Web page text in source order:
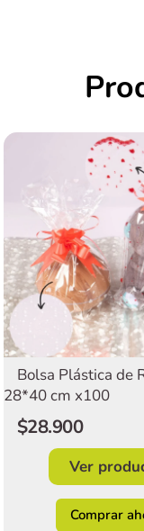
Bolsa Plástica de
28*40 cm x100
$28.900
Ver
Comprar